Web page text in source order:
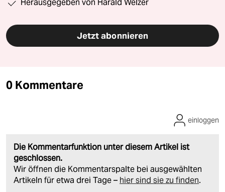
Herausgegeben von Harald Welzer
Jetzt abonnieren
0 Kommentare
Die Kommentarfunktion unter diesem Artikel ist
geschlossen.
Wir öffnen die Kommentarspalte bei ausgewählten
Artikeln für etwa drei Tage – hier sind sie zu finden.
einloggen